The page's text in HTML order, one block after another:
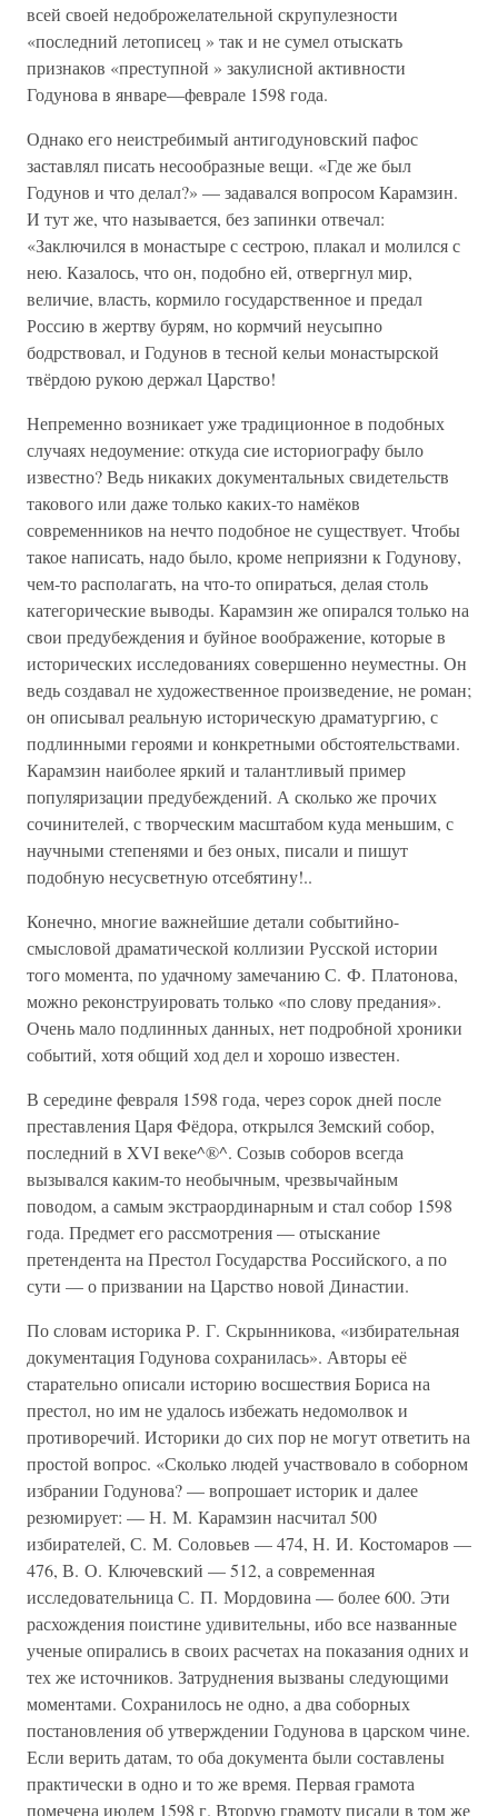
всей своей недоброжелательной скрупулезности
«последний летописец » так и не сумел отыскать
признаков «преступной » закулисной активности
Годунова в январе—феврале 1598 года.
Однако его неистребимый антигодуновский пафос
заставлял писать несообразные вещи. «Где же был
Годунов и что делал?» — задавался вопросом Карамзин.
И тут же, что называется, без запинки отвечал:
«Заключился в монастыре с сестрою, плакал и молился с
нею. Казалось, что он, подобно ей, отвергнул мир,
величие, власть, кормило государственное и предал
Россию в жертву бурям, но кормчий неусыпно
бодрствовал, и Годунов в тесной кельи монастырской
твёрдою рукою держал Царство!
Непременно возникает уже традиционное в подобных
случаях недоумение: откуда сие историографу было
известно? Ведь никаких документальных свидетельств
такового или даже только каких-то намёков
современников на нечто подобное не существует. Чтобы
такое написать, надо было, кроме неприязни к Годунову,
чем-то располагать, на что-то опираться, делая столь
категорические выводы. Карамзин же опирался только на
свои предубеждения и буйное воображение, которые в
исторических исследованиях совершенно неуместны. Он
ведь создавал не художественное произведение, не роман;
он описывал реальную историческую драматургию, с
подлинными героями и конкретными обстоятельствами.
Карамзин наиболее яркий и талантливый пример
популяризации предубеждений. А сколько же прочих
сочинителей, с творческим масштабом куда меньшим, с
научными степенями и без оных, писали и пишут
подобную несусветную отсебятину!..
Конечно, многие важнейшие детали событийно-
смысловой драматической коллизии Русской истории
того момента, по удачному замечанию С. Ф. Платонова,
можно реконструировать только «по слову предания».
Очень мало подлинных данных, нет подробной хроники
событий, хотя общий ход дел и хорошо известен.
В середине февраля 1598 года, через сорок дней после
преставления Царя Фёдора, открылся Земский собор,
последний в XVI веке^®^. Созыв соборов всегда
вызывался каким-то необычным, чрезвычайным
поводом, а самым экстраординарным и стал собор 1598
года. Предмет его рассмотрения — отыскание
претендента на Престол Государства Российского, а по
сути — о призвании на Царство новой Династии.
По словам историка Р. Г. Скрынникова, «избирательная
документация Годунова сохранилась». Авторы её
старательно описали историю восшествия Бориса на
престол, но им не удалось избежать недомолвок и
противоречий. Историки до сих пор не могут ответить на
простой вопрос. «Сколько людей участвовало в соборном
избрании Годунова? — вопрошает историк и далее
резюмирует: — Н. М. Карамзин насчитал 500
избирателей, С. М. Соловьев — 474, Н. И. Костомаров —
476, В. О. Ключевский — 512, а современная
исследовательница С. П. Мордовина — более 600. Эти
расхождения поистине удивительны, ибо все названные
ученые опирались в своих расчетах на показания одних и
тех же источников. Затруднения вызваны следующими
моментами. Сохранилось не одно, а два соборных
постановления об утверждении Годунова в царском чине.
Если верить датам, то оба документа были составлены
практически в одно и то же время. Первая грамота
помечена июлем 1598 г. Вторую грамоту писали в том же